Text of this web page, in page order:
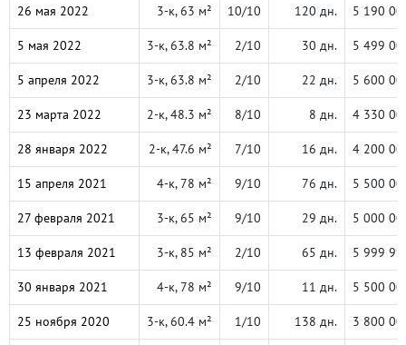
26 мая 2022 3-к, 63 м² 10/10 120 дн. 5 190
5 мая 2022 3-к, 63.8 м² 2/10 30 дн. 5 499
5 апреля 2022 3-к, 63.8 м² 2/10 22 дн. 5 600
23 марта 2022 2-к, 48.3 м² 8/10 8 дн. 4 330
28 января 2022 2-к, 47.6 м² 7/10 16 дн. 4 200
15 апреля 2021 4-к, 78 м² 9/10 76 дн. 5 500
27 февраля 2021 3-к, 65 м² 9/10 29 дн. 5 000
13 февраля 2021 3-к, 85 м² 2/10 65 дн. 5 999
30 января 2021 4-к, 78 м² 9/10 11 дн. 5 500
25 ноября 2020 3-к, 60.4 м² 1/10 138 дн. 3 800